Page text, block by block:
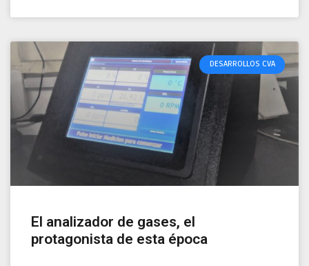
DESARROLLOS CVA
El analizador de gases, el
protagonista de esta época